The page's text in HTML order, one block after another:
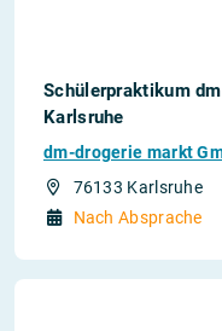
Schülerpraktikum
Karlsruhe
dm-drogerie markt
76133 Karlsruhe
Nach Absprache